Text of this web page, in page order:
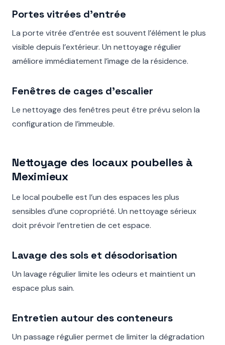
Portes vitrées d’entrée
La porte vitrée d’entrée est souvent l’élément le plus
visible depuis l’extérieur. Un nettoyage régulier
améliore immédiatement l’image de la résidence.
Fenêtres de cages d’escalier
Le nettoyage des fenêtres peut être prévu selon la
configuration de l’immeuble.
Nettoyage des locaux poubelles à
Meximieux
Le local poubelle est l’un des espaces les plus
sensibles d’une copropriété. Un nettoyage sérieux
doit prévoir l’entretien de cet espace.
Lavage des sols et désodorisation
Un lavage régulier limite les odeurs et maintient un
espace plus sain.
Entretien autour des conteneurs
Un passage régulier permet de limiter la dégradation